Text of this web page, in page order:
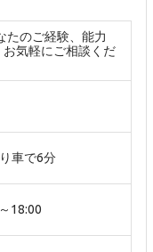
たのご経験、能力
気軽にご相談くだ
車で6分
18:00